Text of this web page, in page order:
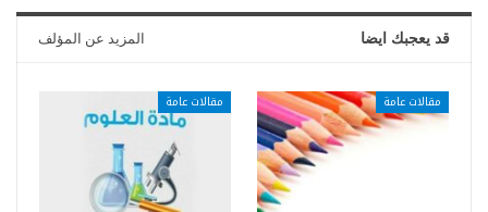
قد يعجبك ايضا المزيد عن المؤلف
مقالات عامة مقالات عامة